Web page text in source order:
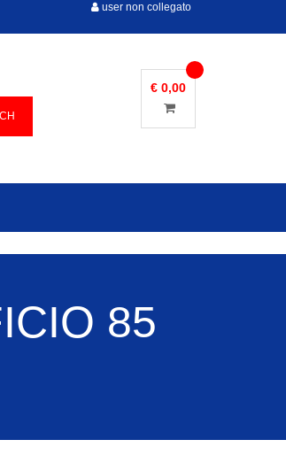
user non collegato
€ 0,00
85